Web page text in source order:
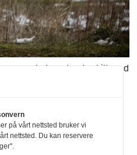
er merket med røde skilt med
Panorama nyheter.
variabel i
på vårt nettsted bruker vi
nettsted. Du kan reservere